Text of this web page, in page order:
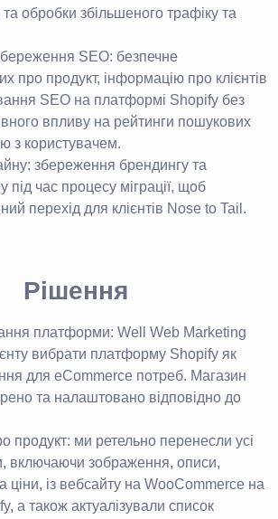
обробки збільшеного трафіку та
SEO: безпечне
про продукт, інформацію про клієнтів
SEO на платформі Shopify без
впливу на рейтинги пошукових
з користувачем.
збереження брендингу та
під час процесу міграції, щоб
перехід для клієнтів Nose to Tail.
Рішення
платформи: Well Web Marketing
вибрати платформу Shopify як
для eCommerce потреб. Магазин
та налаштовано відповідно до
продукт: ми ретельно перенесли усі
включаючи зображення, описи,
ціни, із вебсайту на WooCommerce на
а також актуалізували список